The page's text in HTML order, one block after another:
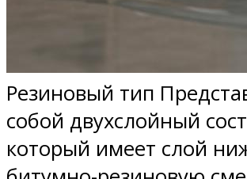
Резиновый тип
собой двухслойный
который имеет слой